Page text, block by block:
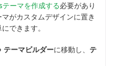
ーマを作成する必要があり
がカスタムデザインに置き
できます。
ーマビルダーに移動し、 テ